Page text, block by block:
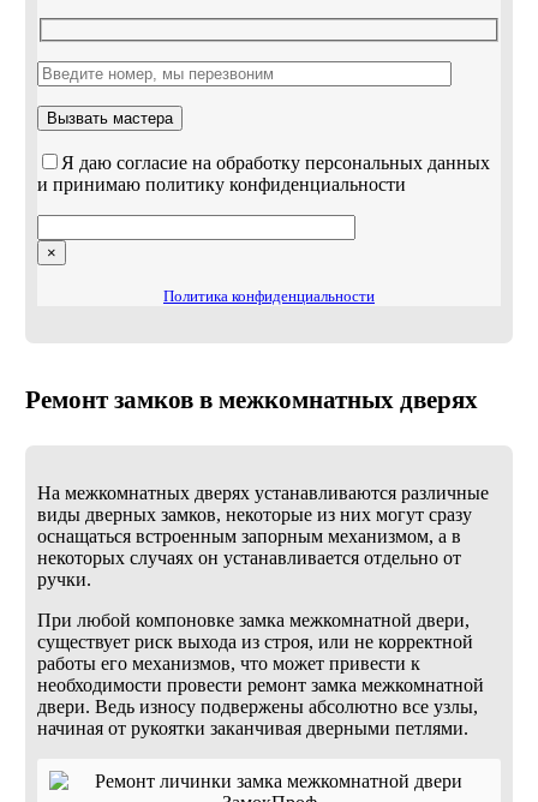
Я даю согласие на обработку персональных данных
и принимаю политику конфиденциальности
×
Политика конфиденциальности
Ремонт замков в межкомнатных дверях
На межкомнатных дверях устанавливаются различные
виды дверных замков, некоторые из них могут сразу
оснащаться встроенным запорным механизмом, а в
некоторых случаях он устанавливается отдельно от
ручки.
При любой компоновке замка межкомнатной двери,
существует риск выхода из строя, или не корректной
работы его механизмов, что может привести к
необходимости провести ремонт замка межкомнатной
двери. Ведь износу подвержены абсолютно все узлы,
начиная от рукоятки заканчивая дверными петлями.